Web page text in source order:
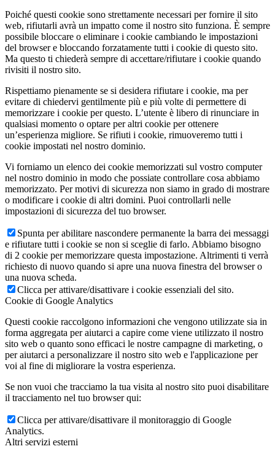
Poiché questi cookie sono strettamente necessari per fornire il sito
web, rifiutarli avrà un impatto come il nostro sito funziona. È sempre
possibile bloccare o eliminare i cookie cambiando le impostazioni
del browser e bloccando forzatamente tutti i cookie di questo sito.
Ma questo ti chiederà sempre di accettare/rifiutare i cookie quando
rivisiti il nostro sito.
Rispettiamo pienamente se si desidera rifiutare i cookie, ma per
evitare di chiedervi gentilmente più e più volte di permettere di
memorizzare i cookie per questo. L’utente è libero di rinunciare in
qualsiasi momento o optare per altri cookie per ottenere
un’esperienza migliore. Se rifiuti i cookie, rimuoveremo tutti i
cookie impostati nel nostro dominio.
Vi forniamo un elenco dei cookie memorizzati sul vostro computer
nel nostro dominio in modo che possiate controllare cosa abbiamo
memorizzato. Per motivi di sicurezza non siamo in grado di mostrare
o modificare i cookie di altri domini. Puoi controllarli nelle
impostazioni di sicurezza del tuo browser.
Spunta per abilitare nascondere permanente la barra dei messaggi
e rifiutare tutti i cookie se non si sceglie di farlo. Abbiamo bisogno
di 2 cookie per memorizzare questa impostazione. Altrimenti ti verrà
richiesto di nuovo quando si apre una nuova finestra del browser o
una nuova scheda.
Clicca per attivare/disattivare i cookie essenziali del sito.
Cookie di Google Analytics
Questi cookie raccolgono informazioni che vengono utilizzate sia in
forma aggregata per aiutarci a capire come viene utilizzato il nostro
sito web o quanto sono efficaci le nostre campagne di marketing, o
per aiutarci a personalizzare il nostro sito web e l'applicazione per
voi al fine di migliorare la vostra esperienza.
Se non vuoi che tracciamo la tua visita al nostro sito puoi disabilitare
il tracciamento nel tuo browser qui:
Clicca per attivare/disattivare il monitoraggio di Google
Analytics.
Altri servizi esterni